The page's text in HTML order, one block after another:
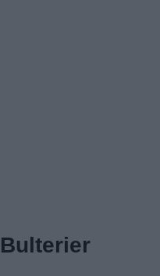
Bulterier